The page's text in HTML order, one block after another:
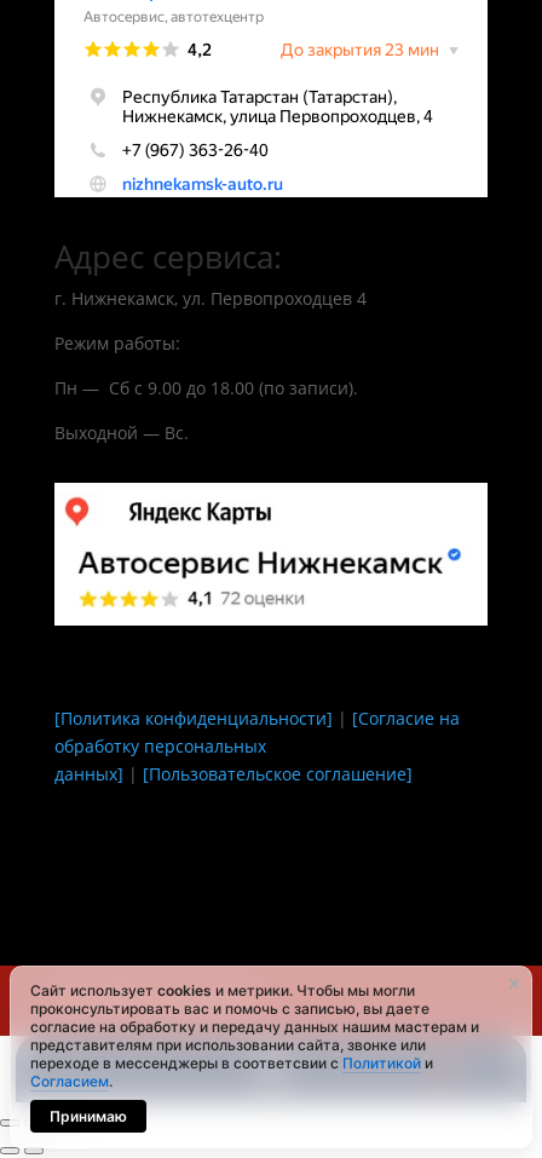
Адрес сервиса:
г. Нижнекамск, ул. Первопроходцев 4
Режим работы:
Пн — Сб с 9.00 до 18.00 (по записи).
Выходной — Вс.
[Политика конфиденциальности] | [Согласие на
обработку персональных
данных] | [Пользовательское соглашение]
Автосервис Нижнекамск
 
Сайт использует cookies и метрики. Чтобы мы могли
проконсультировать вас и помочь с записью, вы даете
согласие на обработку и передачу данных нашим мастерам и
представителям при использовании сайта, звонке или
переходе в мессенджеры в соответсвии с Политикой и
Согласием.
Принимаю